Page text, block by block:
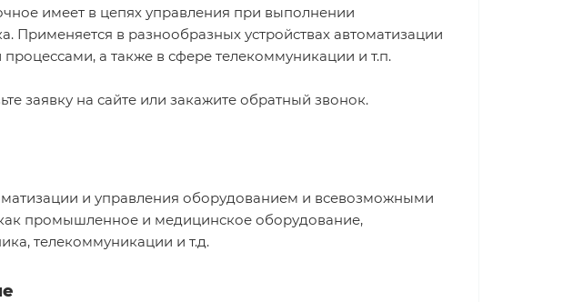
имеет в цепях управления при выполнении
Применяется в разнообразных устройствах автоматизации
а также в сфере телекоммуникации и т.п.
заявку на сайте или закажите обратный звонок.
и управления оборудованием и всевозможными
промышленное и медицинское оборудование,
телекоммуникации и т.д.